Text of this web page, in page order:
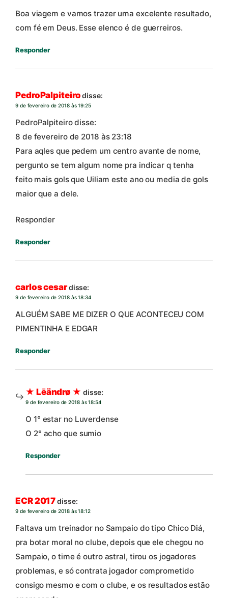
Boa viagem e vamos trazer uma excelente resultado,
com fé em Deus. Esse elenco é de guerreiros.
Responder
PedroPalpiteiro disse:
9 de fevereiro de 2018 às 19:25
PedroPalpiteiro disse:
8 de fevereiro de 2018 às 23:18
Para aqles que pedem um centro avante de nome,
pergunto se tem algum nome pra indicar q tenha
feito mais gols que Uiliam este ano ou media de gols
maior que a dele.
Responder
Responder
carlos cesardisse:
9 de fevereiro de 2018 às 18:34
ALGUÉM SABE ME DIZER O QUE ACONTECEU COM
PIMENTINHA E EDGAR
Responder
★ Lēändrø ★ disse:
9 de fevereiro de 2018 às 18:54
O 1° estar no Luverdense
O 2° acho que sumio
Responder
ECR 2017disse:
9 de fevereiro de 2018 às 18:12
Faltava um treinador no Sampaio do tipo Chico Diá,
pra botar moral no clube, depois que ele chegou no
Sampaio, o time é outro astral, tirou os jogadores
problemas, e só contrata jogador comprometido
consigo mesmo e com o clube, e os resultados estão